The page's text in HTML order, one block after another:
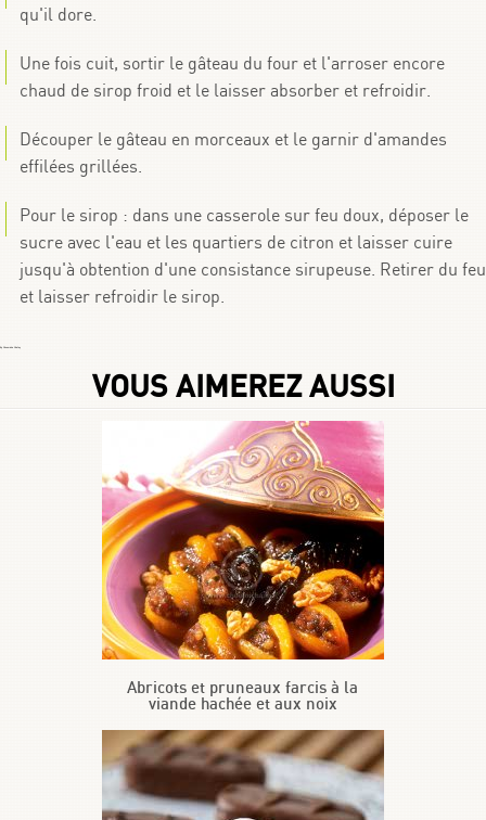
qu'il dore.
Une fois cuit, sortir le gâteau du four et l'arroser encore
chaud de sirop froid et le laisser absorber et refroidir.
Découper le gâteau en morceaux et le garnir d'amandes
effilées grillées.
Pour le sirop : dans une casserole sur feu doux, déposer le
sucre avec l'eau et les quartiers de citron et laisser cuire
jusqu'à obtention d'une consistance sirupeuse. Retirer du feu
et laisser refroidir le sirop.
VOUS AIMEREZ AUSSI
Abricots et pruneaux farcis à la
viande hachée et aux noix